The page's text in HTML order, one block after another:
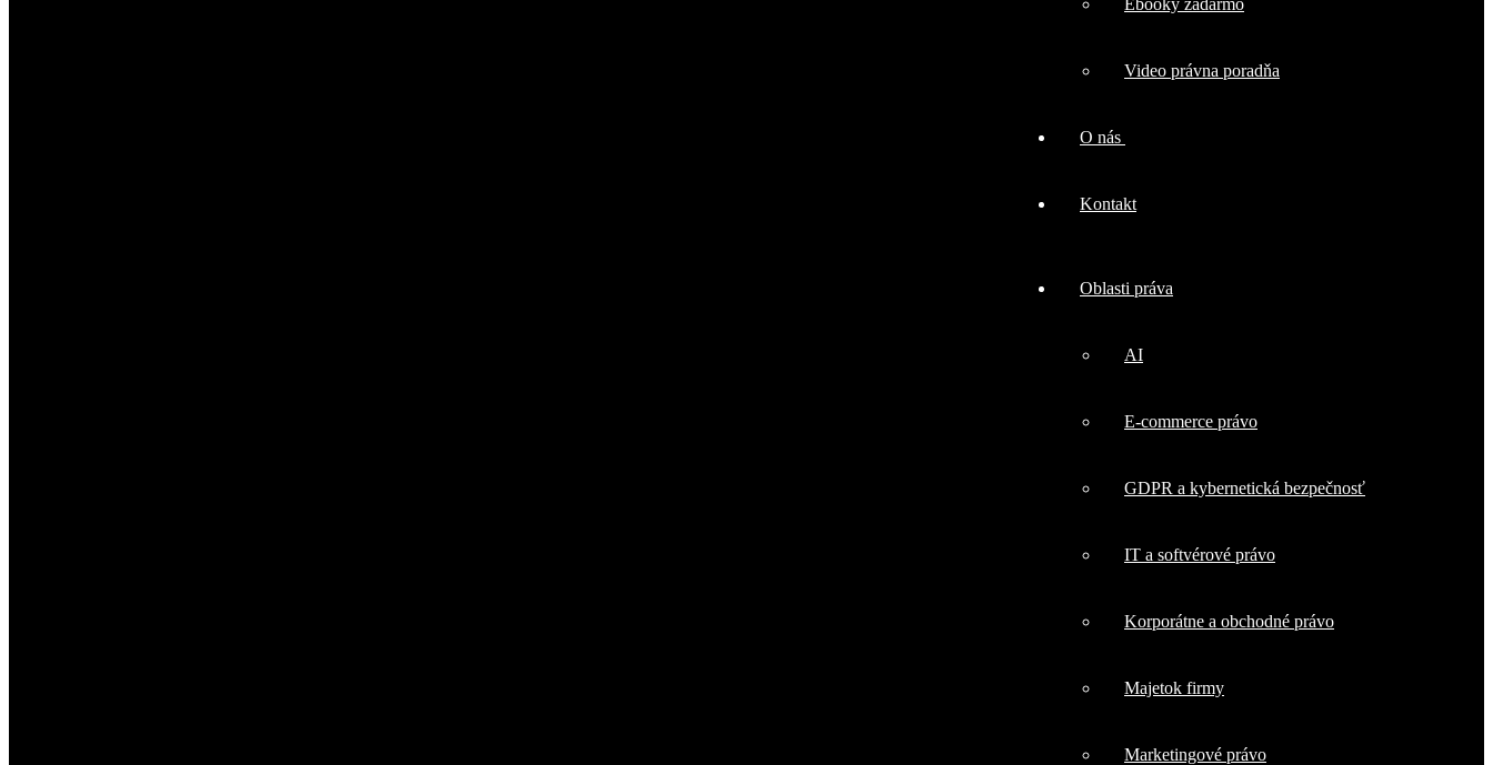
Ebooky zadarmo
Video právna poradňa
O nás
Kontakt
Oblasti práva
AI
E-commerce právo
GDPR a kybernetická bezpečnosť
IT a softvérové právo
Korporátne a obchodné právo
Majetok firmy
Marketingové právo